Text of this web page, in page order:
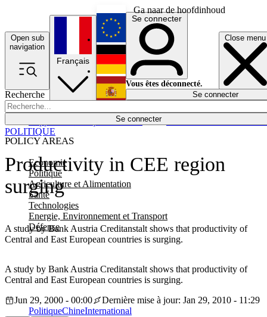
Ga naar de hoofdinhoud
Open sub
navigation
Close menu
Recherche
Se connecter
POLICY AREAS
Economie
Politique
Agriculture et Alimentation
Santé
Technologies
Energie, Environnement et Transport
Défense
Économie
Français
English
Deutsch
Español
Se connecter
Vous êtes déconnecté.
Se connecter
Productivity in CEE region
surging
A study by Bank Austria Creditanstalt shows that productivity of
Central and East European countries is surging.
POLITIQUE
A study by Bank Austria Creditanstalt shows that productivity of
Central and East European countries is surging.
Jun 29, 2000 - 00:00
Dernière mise à jour: Jan 29, 2010 - 11:29
PolitiqueChineInternational